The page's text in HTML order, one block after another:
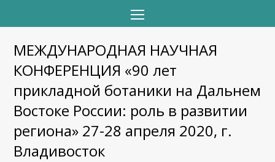
Menu
МЕЖДУНАРОДНАЯ НАУЧНАЯ
КОНФЕРЕНЦИЯ «90 лет
прикладной ботаники на Дальнем
Востоке России: роль в развитии
региона» 27-28 апреля 2020, г.
Владивосток